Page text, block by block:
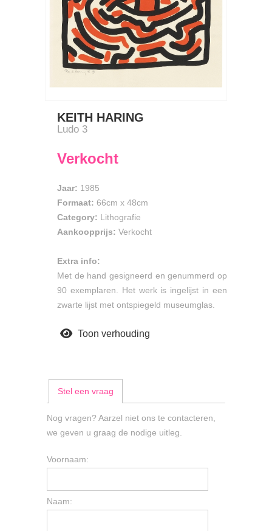
KEITH HARING
Ludo 3
Verkocht
Jaar: 1985
Formaat: 66cm x 48cm
Category: Lithografie
Aankoopprijs: Verkocht
Extra info:
Met de hand gesigneerd en genummerd op
90 exemplaren. Het werk is ingelijst in een
zwarte lijst met ontspiegeld museumglas.
Toon verhouding
Stel een vraag
Nog vragen? Aarzel niet ons te contacteren,
we geven u graag de nodige uitleg.
Voornaam:
Naam: